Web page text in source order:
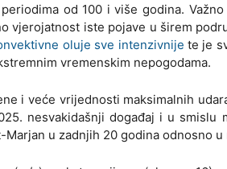
od 100 i više godina.
vjerojatnost iste pojave u širem
oluje sve intenzivnije te je
vremenskim nepogodama.
i veće vrijednosti maksimalnih
nesvakidašnji događaj i u smislu
u zadnjih 20 godina odnosno